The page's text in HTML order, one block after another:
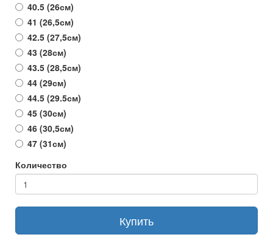
40.5 (26см)
41 (26,5см)
42.5 (27,5см)
43 (28см)
43.5 (28,5см)
44 (29см)
44.5 (29.5см)
45 (30см)
46 (30,5см)
47 (31см)
Количество
Купить